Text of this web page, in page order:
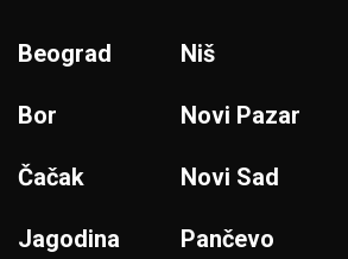
Beograd
Bor
Čačak
Jagodina
Niš
Novi Pazar
Novi Sad
Pančevo